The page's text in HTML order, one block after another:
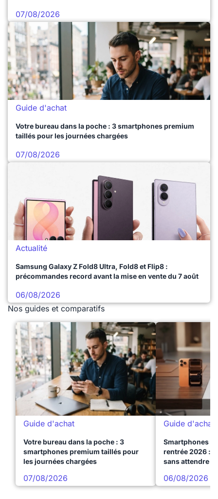
07/08/2026
Guide d'achat
Votre bureau dans la poche : 3 smartphones premium
taillés pour les journées chargées
07/08/2026
Actualité
Samsung Galaxy Z Fold8 Ultra, Fold8 et Flip8 :
précommandes record avant la mise en vente du 7 août
06/08/2026
Nos guides et comparatifs
Guide d'achat
Votre bureau dans la poche : 3
smartphones premium taillés pour
les journées chargées
07/08/2026
Guide d'achat
Smartphones
rentrée 2026 :
sans attendre
06/08/2026